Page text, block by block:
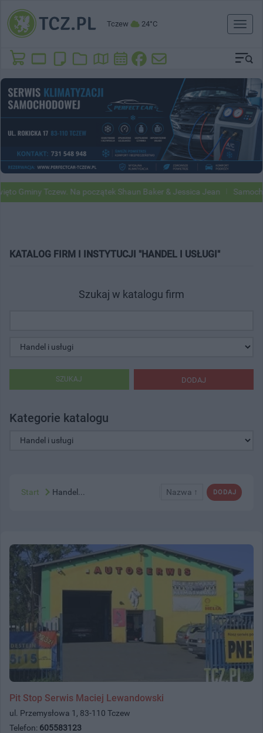
Tczew 24°C
Toggle
Tczew. Na początek Shaun Baker & Jessica Jean Samochody
KATALOG FIRM I INSTYTUCJI "HANDEL I USŁUGI"
Szukaj w katalogu firm
DODAJ
SZUKAJ
Kategorie katalogu
DODAJ
Nazwa ↑
Start Handel...
Pit Stop Serwis Maciej Lewandowski
ul. Przemysłowa 1, 83-110 Tczew
Telefon: 605583123